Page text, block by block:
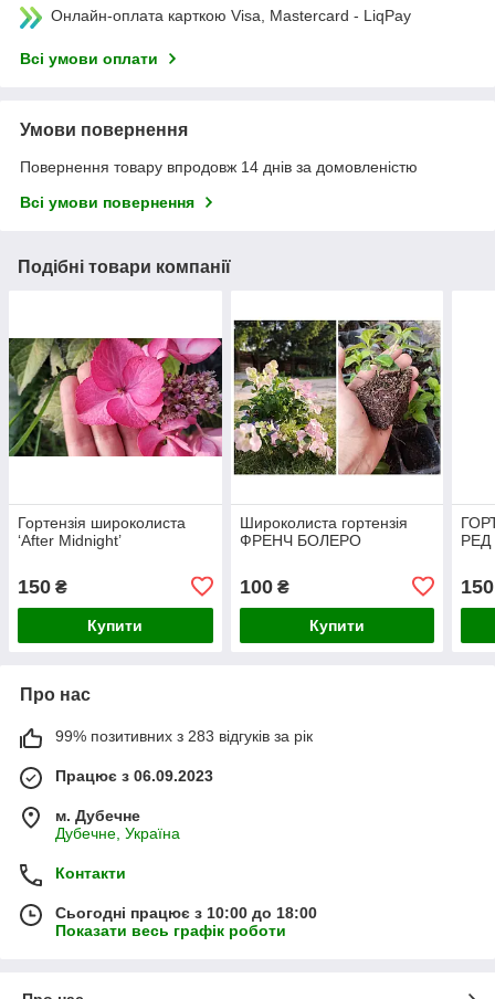
Онлайн-оплата карткою Visa, Mastercard - LiqPay
Всі умови оплати
Умови повернення
Повернення товару впродовж 14 днів за домовленістю
Всі умови повернення
Подібні товари компанії
Гортензія широколиста
‘After Midnight’
150 ₴
Купити
Широколиста гортензія
ФРЕНЧ БОЛЕРО
100₴
Купити
РЕД
150
Про нас
99% позитивних з 283 відгуків за рік
Працює з 06.09.2023
м. Дубечне
Дубечне, Україна
Контакти
Сьогодні працює з 10:00 до 18:00
Показати весь графік роботи